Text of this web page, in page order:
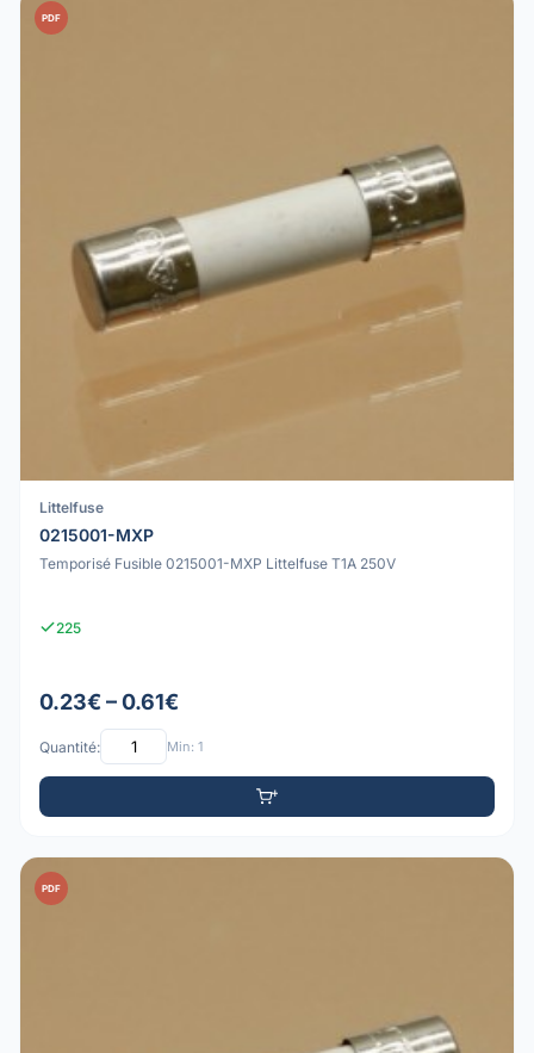
PDF
Littelfuse
0215001-MXP
Temporisé Fusible 0215001-MXP Littelfuse T1A 250V
225
0.23€ – 0.61€
Quantité: Min: 1
PDF